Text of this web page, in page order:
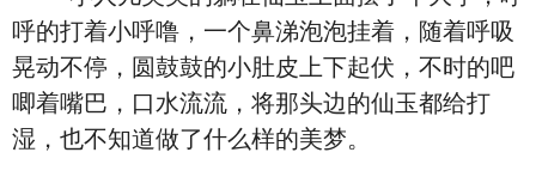
呼的打着小呼噜，一个鼻涕泡泡挂着，随着呼吸
晃动不停，圆鼓鼓的小肚皮上下起伏，不时的吧
唧着嘴巴，口水流流，将那头边的仙玉都给打
湿，也不知道做了什么样的美梦。